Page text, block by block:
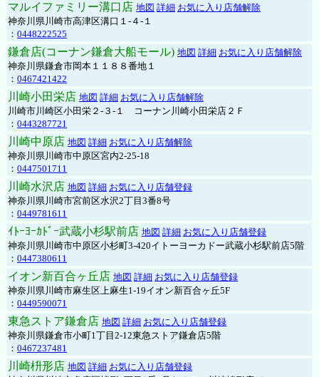
マルイファミリー溝口店 地図 詳細 お気に入り店舗解除
神奈川県川崎市高津区溝口１-４-１
： 0448222525
鎌倉店(コーナン鎌倉大船モール) 地図 詳細 お気に入り店舗解除
神奈川県鎌倉市岡本１１８８番地１
： 0467421422
川崎小田栄店 地図 詳細 お気に入り店舗解除
川崎市川崎区小田栄２‐３‐１ コーナン川崎小田栄店２Ｆ
： 0443287721
川崎中原店 地図 詳細 お気に入り店舗解除
神奈川県川崎市中原区宮内2-25-18
： 0447501711
川崎水沢店 地図 詳細 お気に入り店舗登録
神奈川県川崎市宮前区水沢2丁目3番8号
： 0449781611
ｲﾄｰﾖｰｶﾄﾞｰ武蔵小杉駅前店 地図 詳細 お気に入り店舗登録
神奈川県川崎市中原区小杉町3-420イトーヨーカドー武蔵小杉駅前店5階
： 0447380611
イオン新百合ヶ丘店 地図 詳細 お気に入り店舗登録
神奈川県川崎市麻生区上麻生1-19イオン新百合ヶ丘5F
： 0449590071
東急ストア鎌倉店 地図 詳細 お気に入り店舗登録
神奈川県鎌倉市小町1丁目2-12東急ストア鎌倉店5階
： 0467237481
川崎枡形店 地図 詳細 お気に入り店舗登録